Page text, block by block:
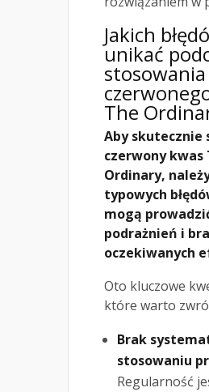
Jakich
unikać
stosowania
The
Aby skutecznie
czerwony kwas
Ordinary,
typowych
mogą
podrażnień i
oczekiwanych
Oto kluczowe
które warto
Brak
stosowaniu
Regularność